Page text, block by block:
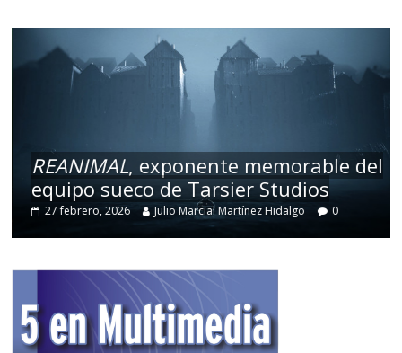
REANIMAL, exponente memorable del
equipo sueco de Tarsier Studios
27 febrero, 2026 Julio Marcial Martínez Hidalgo 0